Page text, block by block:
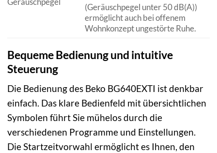
(Geräuschpegel unter 50 dB(A))
ermöglicht auch bei offenem
Wohnkonzept ungestörte Ruhe.
Bequeme Bedienung und intuitive
Steuerung
Die Bedienung des Beko BG640EXTI ist denkbar
einfach. Das klare Bedienfeld mit übersichtlichen
Symbolen führt Sie mühelos durch die
verschiedenen Programme und Einstellungen.
Die Startzeitvorwahl ermöglicht es Ihnen, den